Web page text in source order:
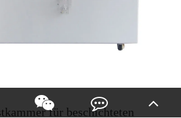
für beschichteten